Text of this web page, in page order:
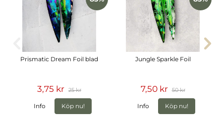
Prismatic Dream Foil blad
3,75 kr 25 kr
Info Köp nu!
Jungle Sparkle Foil
7,50 kr 50 kr
Info Köp nu!